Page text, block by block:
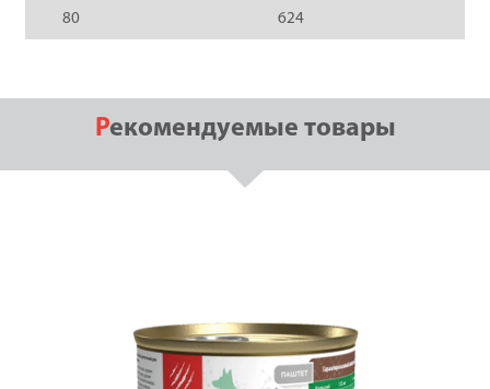
80 624
Рекомендуемые товары